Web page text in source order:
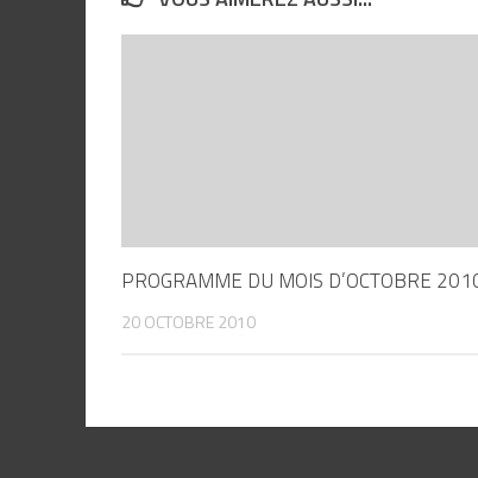
PROGRAMME DU MOIS D’OCTOBRE
20 OCTOBRE 2010